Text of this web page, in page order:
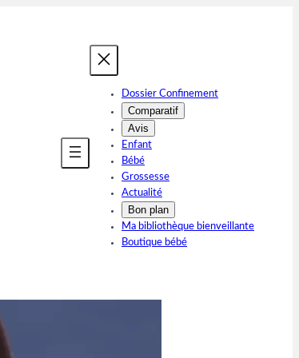
Dossier Confinement
Comparatif
Avis
Enfant
Bébé
Grossesse
Actualité
Bon plan
Ma bibliothèque bienveillante
Boutique bébé